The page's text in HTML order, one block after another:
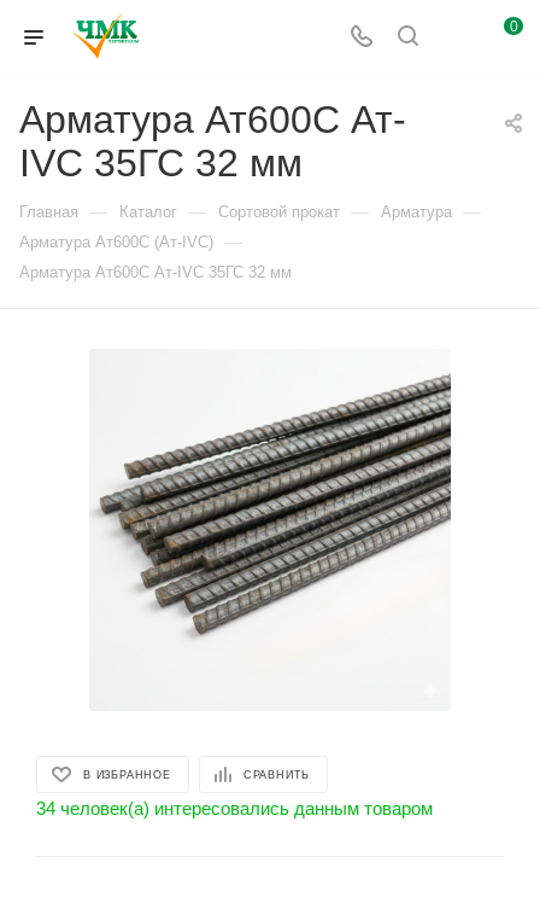
0
Арматура Ат600С Ат-
IVС 35ГС 32 мм
Главная — Каталог — Сортовой прокат — Арматура —
Арматура Ат600С (Ат-IVС) —
Арматура Ат600С Ат-IVС 35ГС 32 мм
В ИЗБРАННОЕ СРАВНИТЬ
34 человек(а) интересовались данным товаром